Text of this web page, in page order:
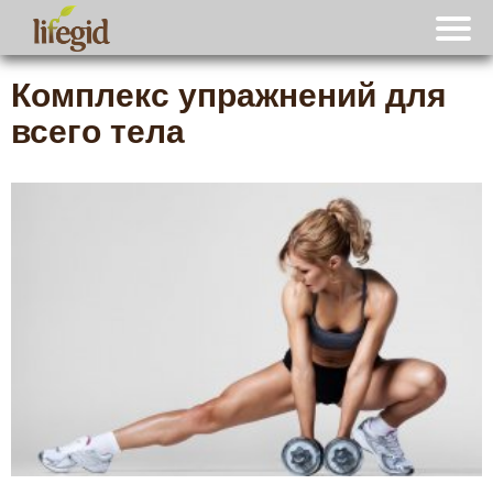
Комплекс упражнений для
всего тела